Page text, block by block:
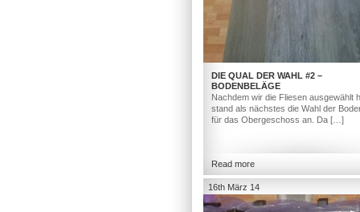
DIE QUAL DER WAHL #2 –
BODENBELÄGE
Nachdem wir die Fliesen ausgewählt
stand als nächstes die Wahl der
für das Obergeschoss an. Da […]
Read more
16th März 14